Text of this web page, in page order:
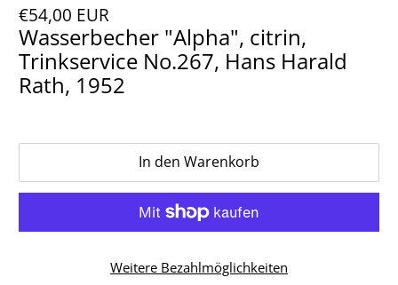
€54,00 EUR
Wasserbecher "Alpha", citrin,
Trinkservice No.267, Hans Harald
Rath, 1952
In den Warenkorb
Weitere Bezahlmöglichkeiten